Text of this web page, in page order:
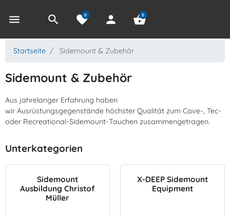
menu search favorite
0 person shopping_basket
0
Startseite Sidemount & Zubehör
Sidemount & Zubehör
Aus jahrelanger Erfahrung haben
wir Ausrüstungsgegenstände höchster Qualität zum Cave-, Tec-
oder Recreational-Sidemount-Tauchen zusammengetragen.
Unterkategorien
Sidemount
Ausbildung Christof
Müller
X-DEEP Sidemount
Equipment